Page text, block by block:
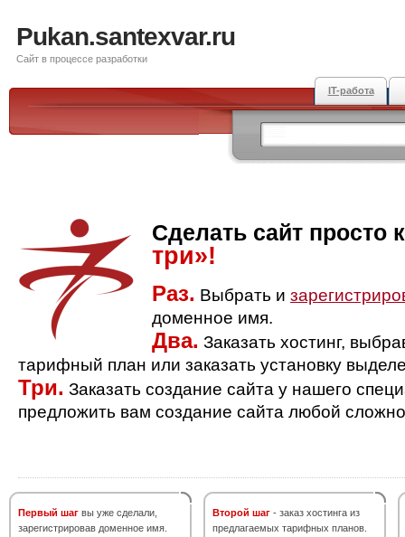
Pukan.santexvar.ru
Сайт в процессе разработки
IT-работа
Сделать сайт просто
три»!
Раз. Выбрать и
доменное имя.
Два. Заказать хостинг,
тарифный план или заказать установку
Три. Заказать создание сайта у нашего
предложить вам создание сайта любой
Первый шаг вы уже сделали,
зарегистрировав доменное имя.
Второй шаг - заказ хостинга из
предлагаемых тарифных планов.